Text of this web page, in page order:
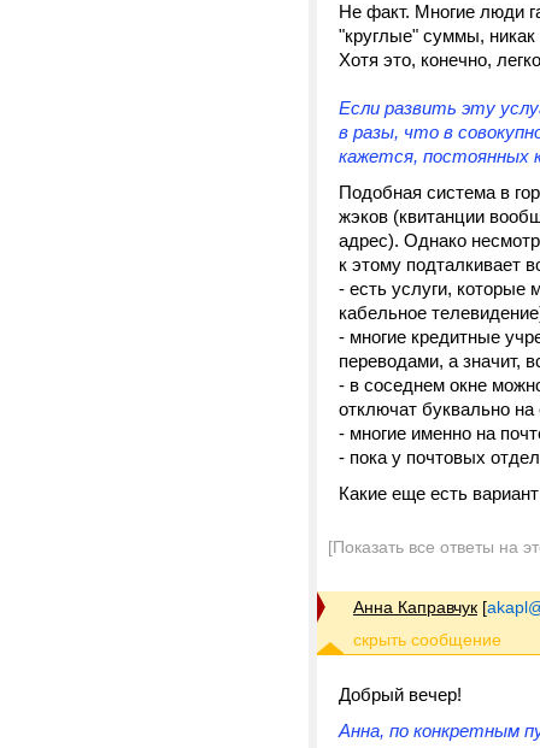
Не факт. Многие люди
"круглые" суммы,
Хотя это, конечно,
Если развить эту
в разы, что в
кажется, постоянных
Подобная система в
жэков (квитанции
адрес). Однако
к этому подталкивает
- есть услуги, которые
кабельное
- многие кредитные
переводами, а значит,
- в соседнем окне
отключат буквально
- многие именно на
- пока у почтовых
Какие еще есть
[Показать все ответы на
Анна Каправчук [
Добрый вечер!
Анна, по конкретным